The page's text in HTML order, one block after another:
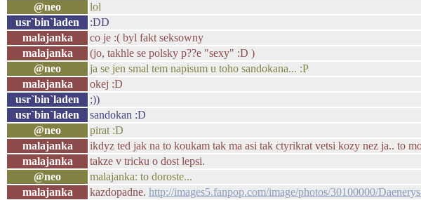
@neo
lol
usr`bin`laden
:DD
malajanka
co je :( byl fakt seksowny
malajanka
(jo, takhle se polsky p??e "sexy" :D )
@neo
ja se jen smal tem napisum u toho sandokana... :P
malajanka
okej :D
usr`bin`laden
;))
usr`bin`laden
sandokan :D
@neo
pirat :D
malajanka
ikdyz ted jak na to koukam tak ma asi tak ctyrikrat vetsi kozy nez ja.. to
malajanka
takze v tricku o dost lepsi.
@neo
malajanka: to doroste...
malajanka
kazdopadne. http://images5.fanpop.com/image/photos/30100000/